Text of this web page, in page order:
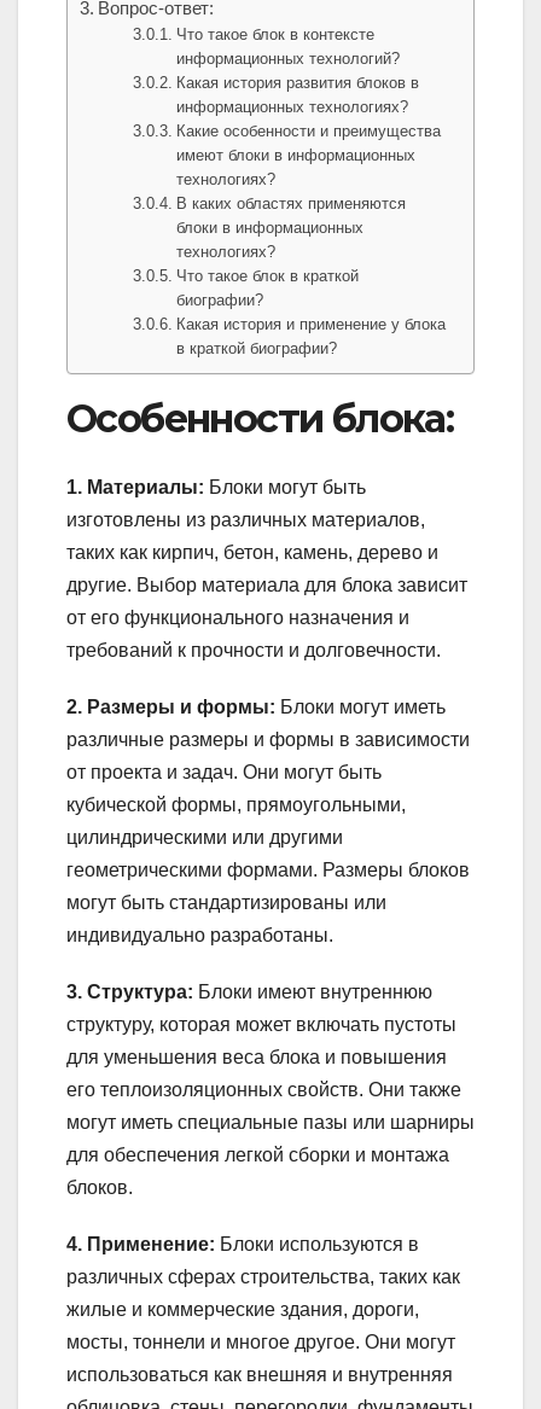
Вопрос-ответ:
Что такое блок в контексте
информационных технологий?
Какая история развития блоков в
информационных технологиях?
Какие особенности и преимущества
имеют блоки в информационных
технологиях?
В каких областях применяются
блоки в информационных
технологиях?
Что такое блок в краткой
биографии?
Какая история и применение у блока
в краткой биографии?
Особенности блока:
1. Материалы: Блоки могут быть
изготовлены из различных материалов,
таких как кирпич, бетон, камень, дерево и
другие. Выбор материала для блока зависит
от его функционального назначения и
требований к прочности и долговечности.
2. Размеры и формы: Блоки могут иметь
различные размеры и формы в зависимости
от проекта и задач. Они могут быть
кубической формы, прямоугольными,
цилиндрическими или другими
геометрическими формами. Размеры блоков
могут быть стандартизированы или
индивидуально разработаны.
3. Структура: Блоки имеют внутреннюю
структуру, которая может включать пустоты
для уменьшения веса блока и повышения
его теплоизоляционных свойств. Они также
могут иметь специальные пазы или шарниры
для обеспечения легкой сборки и монтажа
блоков.
4. Применение: Блоки используются в
различных сферах строительства, таких как
жилые и коммерческие здания, дороги,
мосты, тоннели и многое другое. Они могут
использоваться как внешняя и внутренняя